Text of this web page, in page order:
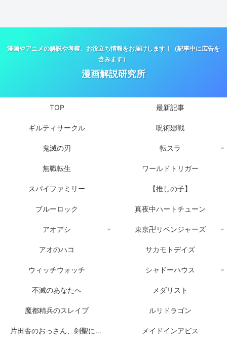
漫画やアニメの解説や考察、お役立ち情報をお届けします！（記事中に広告を
含みます）
漫画解説研究所
TOP 最新記事
ギルティサークル 呪術廻戦
鬼滅の刃 転スラ
無職転生 ワールドトリガー
スパイファミリー 【推しの子】
ブルーロック 真夜中ハートチューン
アオアシ 東京卍リベンジャーズ
アオのハコ サカモトデイズ
ウィッチウォッチ シャドーハウス
不滅のあなたへ メダリスト
魔都精兵のスレイブ ルリドラゴン
片田舎のおっさん、剣聖になる メイドインアビス